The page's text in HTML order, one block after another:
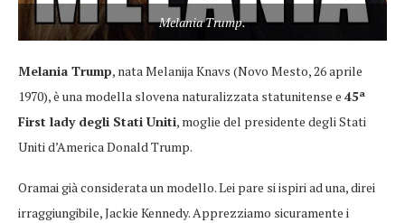
Melania Trump.
Melania Trump, nata Melanija Knavs (Novo Mesto, 26 aprile
1970), è una modella slovena naturalizzata statunitense e 45ª
First lady degli Stati Uniti, moglie del presidente degli Stati
Uniti d’America Donald Trump.
Oramai già considerata un modello. Lei pare si ispiri ad una, direi
irraggiungibile, Jackie Kennedy. Apprezziamo sicuramente i